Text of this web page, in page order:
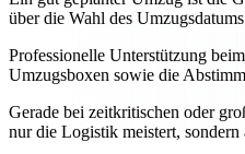
über die Wahl des
Professionelle Unterstützung
Umzugsboxen sowie die
Gerade bei zeitkritischen oder
nur die Logistik meistert,